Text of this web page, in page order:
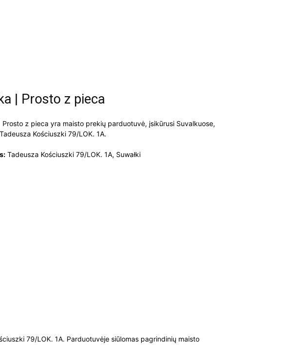
| Prosto z pieca
z pieca yra maisto prekių parduotuvė, įsikūrusi Suvalkuose,
Kościuszki 79/LOK. 1A.
Tadeusza Kościuszki 79/LOK. 1A, Suwałki
79/LOK. 1A. Parduotuvėje siūlomas pagrindinių maisto